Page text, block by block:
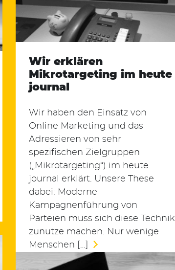
Wir erklären
Mikrotargeting im heute
journal
Wir haben den Einsatz von
Online Marketing und das
Adressieren von sehr
spezifischen Zielgruppen
(„Mikrotargeting“) im heute
journal erklärt. Unsere These
dabei: Moderne
Kampagnenführung von
Parteien muss sich diese Technik
zunutze machen. Nur wenige
Menschen […]